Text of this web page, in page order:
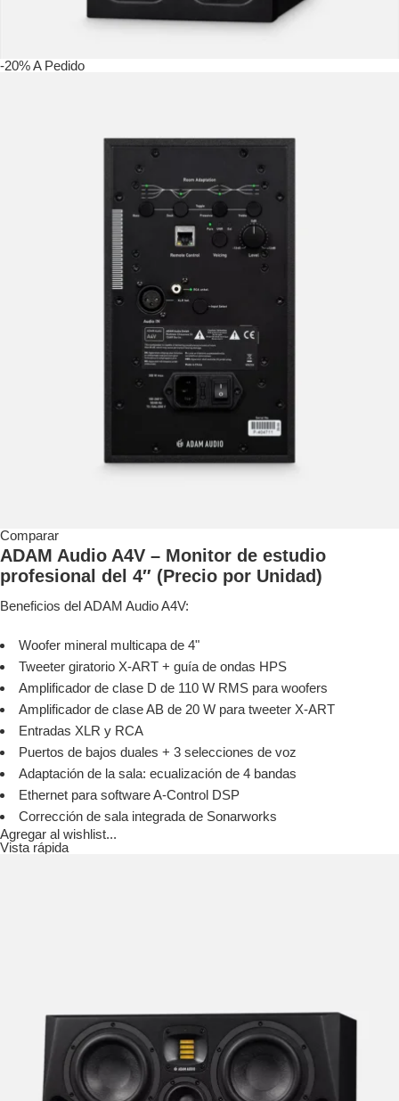
-20%A Pedido
Comparar
ADAM Audio A4V – Monitor de estudio
profesional del 4″ (Precio por Unidad)
Beneficios del ADAM Audio A4V:
Woofer mineral multicapa de 4"
Tweeter giratorio X-ART + guía de ondas HPS
Amplificador de clase D de 110 W RMS para woofers
Amplificador de clase AB de 20 W para tweeter X-ART
Entradas XLR y RCA
Puertos de bajos duales + 3 selecciones de voz
Adaptación de la sala: ecualización de 4 bandas
Ethernet para software A-Control DSP
Corrección de sala integrada de Sonarworks
Agregar al wishlist...
Vista rápida